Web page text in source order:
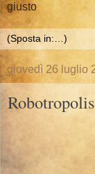
giusto
giovedì 26 luglio